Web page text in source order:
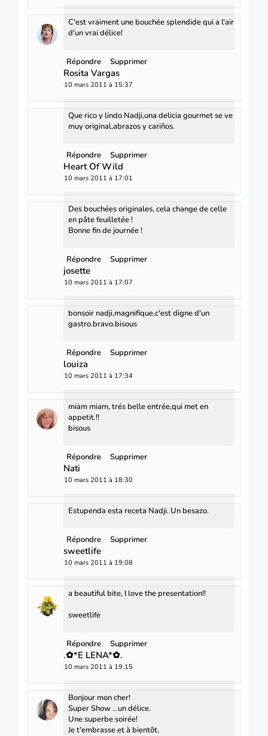
C'est vraiment une bouchée splendide qui a l'air
d'un vrai délice!
Répondre Supprimer
Rosita Vargas
10 mars 2011 à 15:37
Que rico y lindo Nadji,una delicia gourmet se ve
muy original,abrazos y cariños.
Répondre Supprimer
Heart Of Wild
10 mars 2011 à 17:01
Des bouchées originales, cela change de celle
en pâte feuilletée !
Bonne fin de journée !
Répondre Supprimer
josette
10 mars 2011 à 17:07
bonsoir nadji,magnifique,c'est digne d'un
gastro.bravo.bisous
Répondre Supprimer
louiza
10 mars 2011 à 17:34
miam miam, trés belle entrée,qui met en
appetit !!
bisous
Répondre Supprimer
Nati
10 mars 2011 à 18:30
Estupenda esta receta Nadji. Un besazo.
Répondre Supprimer
sweetlife
10 mars 2011 à 19:08
a beautiful bite, I love the presentation!!
sweetlife
Répondre Supprimer
.✿*E LENA*✿.
10 mars 2011 à 19:15
Bonjour mon cher!
Super Show .. un délice.
Une superbe soirée!
Je t'embrasse et à bientôt.